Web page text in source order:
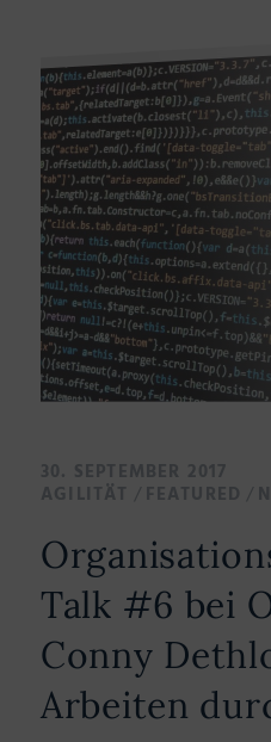
30. SEPTEMBER 2017
AGILITÄT / FEATURED /
Talk #6 bei
Conny
Arbeiten